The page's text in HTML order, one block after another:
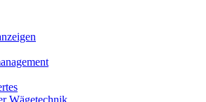
Wägetechnik